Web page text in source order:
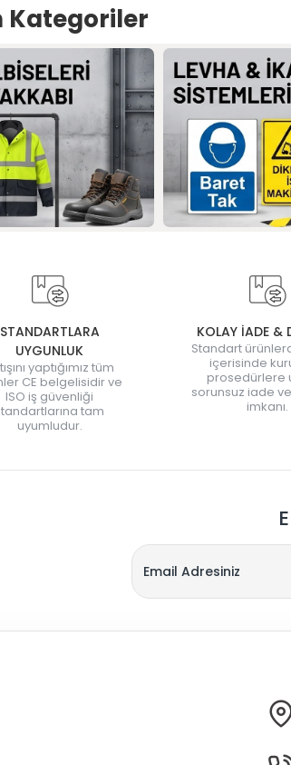
Kategoriler
STANDARTLARA
UYGUNLUK
yaptığımız tüm
CE belgelisidir ve
ISO iş güvenliği
tam
uyumludur.
KOLAY İADE &
Standart
içerisinde
prosedürlere
sorunsuz iade
imkanı.